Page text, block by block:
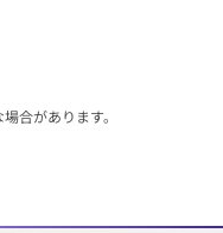
合があります。